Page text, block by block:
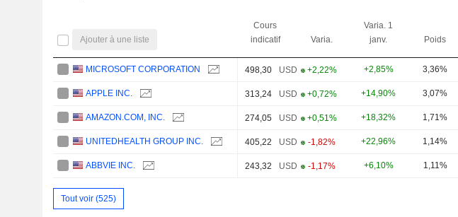
Ajouter à une liste
Cours
indicatif
Varia.
Varia. 1
janv.
Poids
MICROSOFT CORPORATION 498,30 USD +2,22% +2,85% 3,36%
APPLE INC. 313,24 USD +0,72% +14,90% 3,07%
AMAZON.COM, INC. 274,05 USD +0,51% +18,32% 1,71%
UNITEDHEALTH GROUP INC. 405,22 USD -1,82% +22,96% 1,14%
ABBVIE INC. 243,32 USD -1,17% +6,10% 1,11%
Tout voir (525)